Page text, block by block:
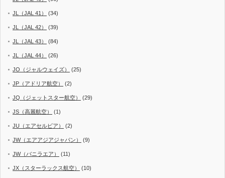
JL（JAL 41） (34)
JL（JAL 42） (39)
JL（JAL 43） (84)
JL（JAL 44） (26)
JO（ジャルウェイズ） (25)
JP（アドリア航空） (2)
JQ（ジェットスター航空） (29)
JS（高麗航空） (1)
JU（エアセルビア） (2)
JW（エアアジアジャパン） (9)
JW（バニラエア） (11)
JX（スターラックス航空） (10)